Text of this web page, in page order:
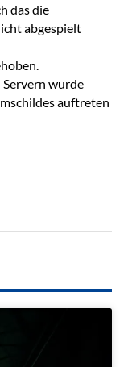
das die
abgespielt
wurde
auftreten